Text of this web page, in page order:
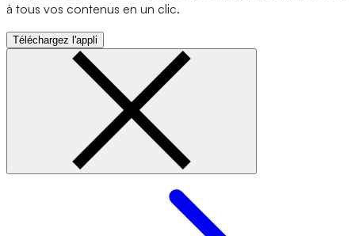
à tous vos contenus en un clic.
Téléchargez l'appli